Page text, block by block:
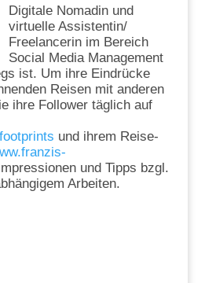
Digitale Nomadin und
virtuelle Assistentin/
Freelancerin im Bereich
Social Media Management
ist. Um ihre Eindrücke
Reisen mit anderen
ihre Follower täglich auf
und ihrem Reise-
und Tipps bzgl.
Arbeiten.